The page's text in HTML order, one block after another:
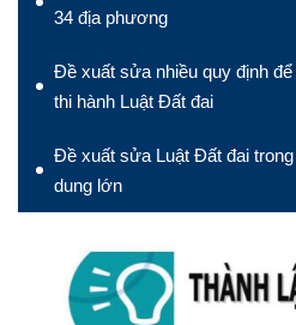
34 địa phương
Đề xuất sửa nhiều quy định
thi hành Luật Đất đai
Đề xuất sửa Luật Đất đai
dung lớn